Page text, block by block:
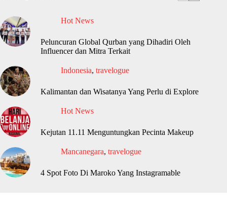
Hot News
Peluncuran Global Qurban yang Dihadiri Oleh
Influencer dan Mitra Terkait
Indonesia, travelogue
Kalimantan dan Wisatanya Yang Perlu di Explore
Hot News
Kejutan 11.11 Menguntungkan Pecinta Makeup
Mancanegara, travelogue
4 Spot Foto Di Maroko Yang Instagramable